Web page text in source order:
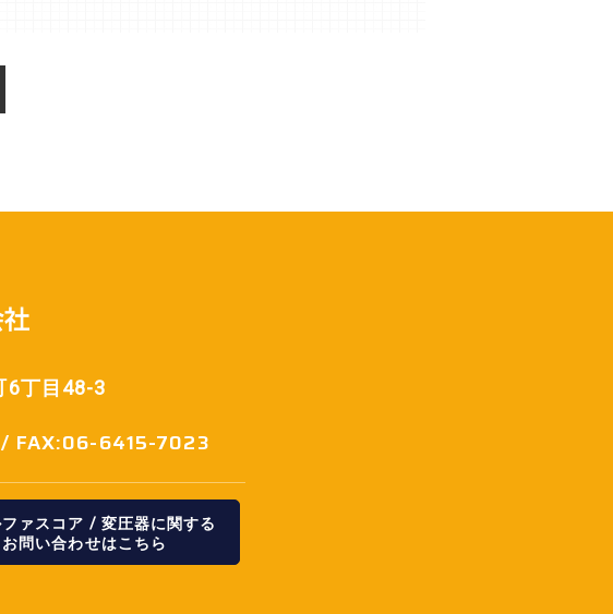
6丁目48-3
/ FAX:06-6415-7023
ァスコア / 変圧器に関する
お問い合わせはこちら